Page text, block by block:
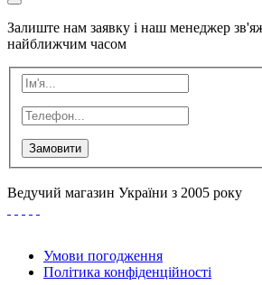
Залиште нам заявку і наш менеджер
найближчим часом
Замовити
Ведучий магазин України з 2005 року
Умови погодження
Політика конфіденційності